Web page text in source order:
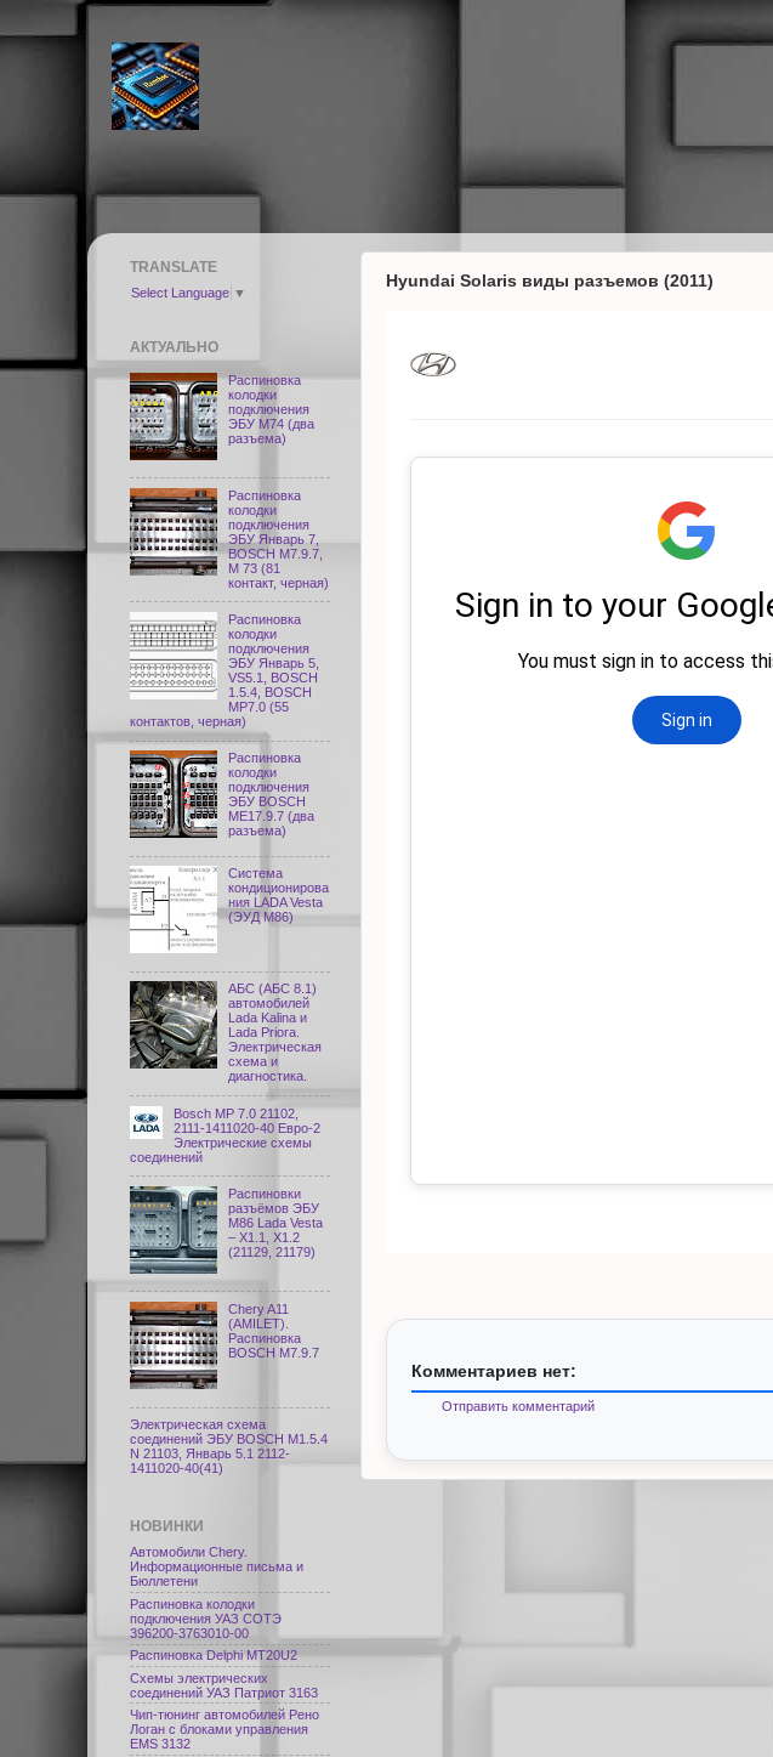
Hyundai Solaris виды разъемов (2011)
Комментариев нет:
Отправить комментарий
TRANSLATE
Select Language ▼
АКТУАЛЬНО
Распиновка
колодки
подключения
ЭБУ M74 (два
разъема)
Распиновка
колодки
подключения
ЭБУ Январь 7,
BOSCH M7.9.7,
М 73 (81
контакт, черная)
Распиновка
колодки
подключения
ЭБУ Январь 5,
VS5.1, BOSCH
1.5.4, BOSCH
MP7.0 (55
контактов, черная)
Распиновка
колодки
подключения
ЭБУ BOSCH
ME17.9.7 (два
разъема)
Система
кондиционирова
ния LADA Vesta
(ЭУД М86)
АБС (АБС 8.1)
автомобилей
Lada Kalina и
Lada Priora.
Электрическая
схема и
диагностика.
Bosch МР 7.0 21102,
2111-1411020-40 Евро-2
Электрические схемы
соединений
Распиновки
разъёмов ЭБУ
M86 Lada Vesta
– X1.1, X1.2
(21129, 21179)
Chery A11
(AMILET).
Распиновка
BOSCH M7.9.7
Электрическая схема
соединений ЭБУ BOSCH M1.5.4
N 21103, Январь 5.1 2112-
1411020-40(41)
НОВИНКИ
Автомобили Chery.
Информационные письма и
Бюллетени
Распиновка колодки
подключения УАЗ СОТЭ
396200-3763010-00
Распиновка Delphi МТ20U2
Схемы электрических
соединений УАЗ Патриот 3163
Чип-тюнинг автомобилей Рено
Логан с блоками управления
EMS 3132